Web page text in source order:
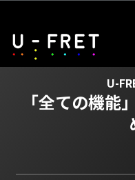
U-
「全ての機能